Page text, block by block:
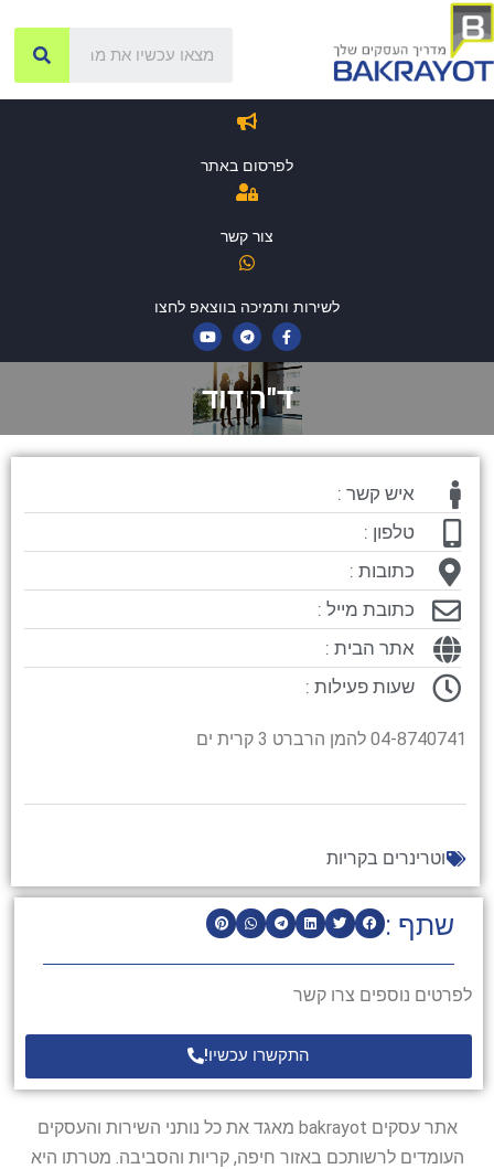
לפרסום באתר
צור קשר
לשירות ותמיכה בווצאפ לחצו
ד"ר דוד
שתף :
לפרטים נוספים צרו קשר
התקשרו עכשיו!
איש קשר :
טלפון :
כתובות :
כתובת מייל :
אתר הבית :
שעות פעילות :
04-8740741 להמן הרברט 3 קרית ים
וטרינרים בקריות
אתר עסקים bakrayot מאגד את כל נותני השירות והעסקים
העומדים לרשותכם באזור חיפה, קריות והסביבה. מטרתו היא